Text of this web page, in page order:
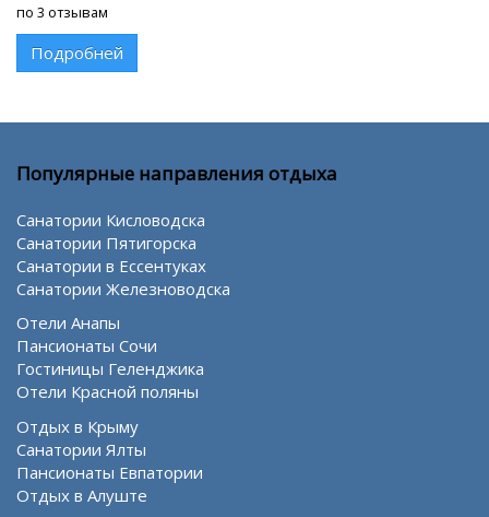
по 3 отзывам
Подробней
Популярные направления отдыха
Санатории Кисловодска
Санатории Пятигорска
Санатории в Ессентуках
Санатории Железноводска
Отели Анапы
Пансионаты Сочи
Гостиницы Геленджика
Отели Красной поляны
Отдых в Крыму
Санатории Ялты
Пансионаты Евпатории
Отдых в Алуште